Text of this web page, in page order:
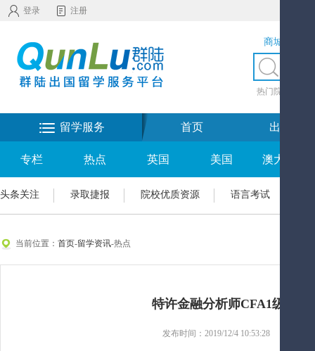
登录 注册
商城服务
热门院校
留学服务 首页 出国留学
专栏 热点 英国 美国 澳大利亚
头条关注 录取捷报 院校优质资源 语言考试
当前位置： 首页-留学资讯-热点
特许金融分析师CFA1级精
发布时间：2019/12/4 10:53:28 来源：